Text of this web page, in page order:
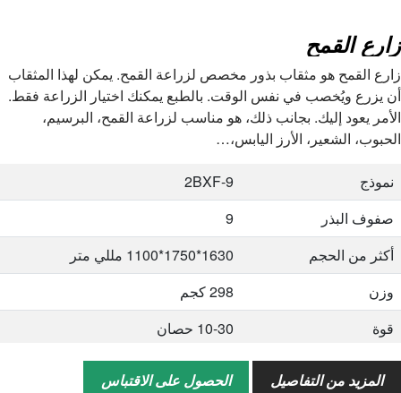
زارع القمح
زارع القمح هو مثقاب بذور مخصص لزراعة القمح. يمكن لهذا المثقاب
أن يزرع ويُخصب في نفس الوقت. بالطبع يمكنك اختيار الزراعة فقط.
الأمر يعود إليك. بجانب ذلك، هو مناسب لزراعة القمح، البرسيم،
الحبوب، الشعير، الأرز اليابس،…
نموذج
2BXF-9
صفوف البذر
9
أكثر من الحجم
1630*1750*1100 مللي متر
وزن
298 كجم
قوة
10-30 حصان
قوة
13.2-22 كيلو واط
المزيد من التفاصيل الحصول على الاقتباس